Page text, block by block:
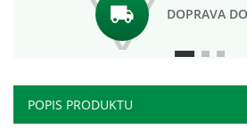
DOPRAVA
POPIS PRODUKTU